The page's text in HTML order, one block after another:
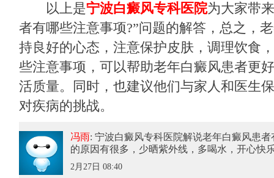
以上是宁波白癜风专科医院为大家带
者有哪些注意事项?”问题的解答，总之，
持良好的心态，注意保护皮肤，调理饮食
些注意事项，可以帮助老年白癜风患者更
活质量。同时，也建议他们与家人和医生
对疾病的挑战。
冯雨: 宁波白癜风专科医院解说老年白癜风患者
的原因有很多，少晒紫外线，多喝水，开心快
2月27日 08:40